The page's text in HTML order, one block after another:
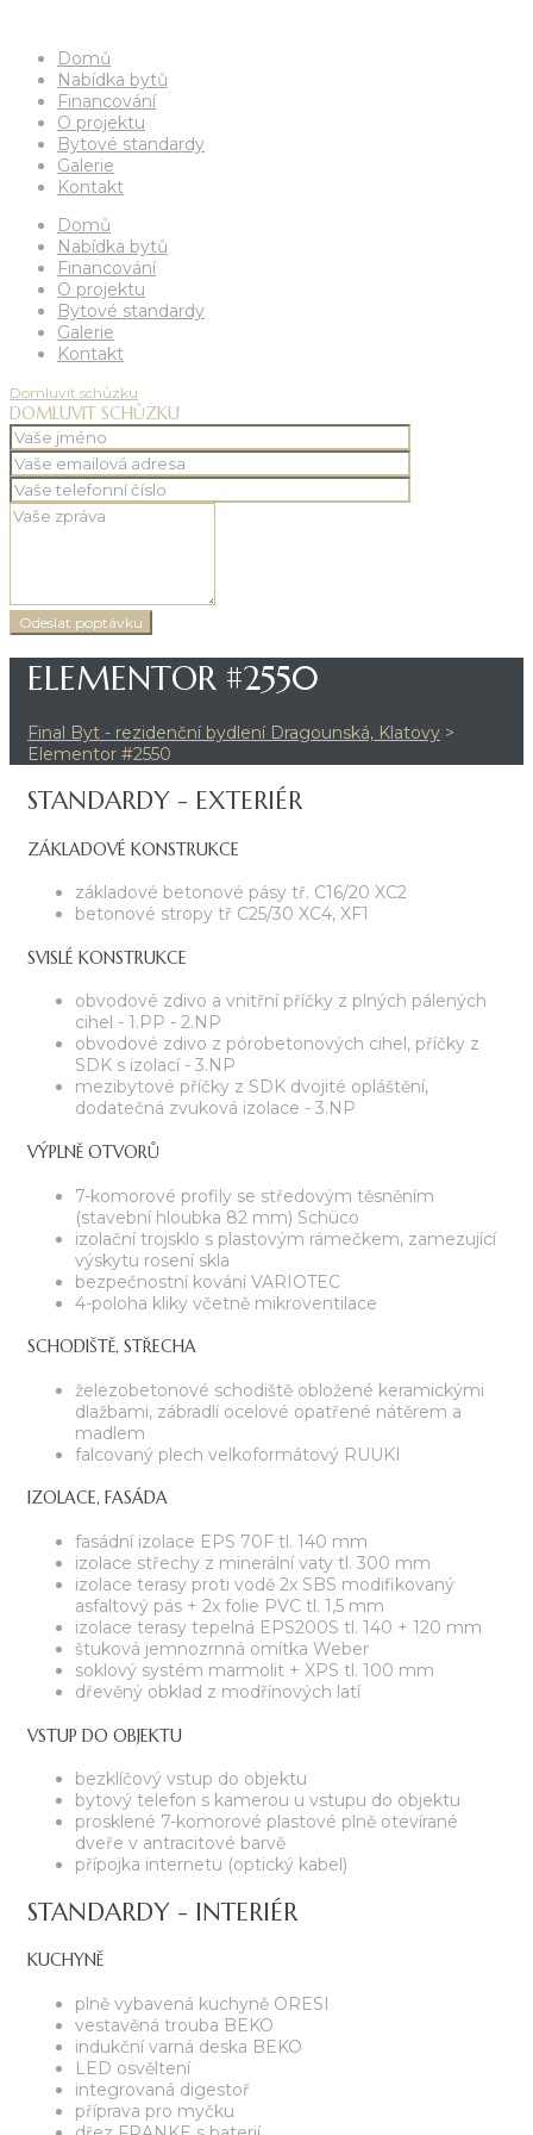
Domů
Nabídka bytů
Financování
O projektu
Bytové standardy
Galerie
Kontakt
Domů
Nabídka bytů
Financování
O projektu
Bytové standardy
Galerie
Kontakt
Domluvit schůzku
DOMLUVIT SCHŮZKU
ELEMENTOR #2550
Final Byt - rezidenční bydlení Dragounská, Klatovy >
Elementor #2550
STANDARDY - EXTERIÉR
ZÁKLADOVÉ KONSTRUKCE
základové betonové pásy tř. C16/20 XC2
betonové stropy tř C25/30 XC4, XF1
SVISLÉ KONSTRUKCE
obvodové zdivo a vnitřní příčky z plných pálených
cihel - 1.PP - 2.NP
obvodové zdivo z pórobetonových cihel, příčky z
SDK s izolací - 3.NP
mezibytové příčky z SDK dvojité opláštění,
dodatečná zvuková izolace - 3.NP
VÝPLNĚ OTVORŮ
7-komorové profily se středovým těsněním
(stavební hloubka 82 mm) Schüco
izolační trojsklo s plastovým rámečkem, zamezující
výskytu rosení skla
bezpečnostní kování VARIOTEC
4-poloha kliky včetně mikroventilace
SCHODIŠTĚ, STŘECHA
železobetonové schodiště obložené keramickými
dlažbami, zábradlí ocelové opatřené nátěrem a
madlem
falcovaný plech velkoformátový RUUKI
IZOLACE, FASÁDA
fasádní izolace EPS 70F tl. 140 mm
izolace střechy z minerální vaty tl. 300 mm
izolace terasy proti vodě 2x SBS modifikovaný
asfaltový pás + 2x folie PVC tl. 1,5 mm
izolace terasy tepelná EPS200S tl. 140 + 120 mm
štuková jemnozrnná omítka Weber
soklový systém marmolit + XPS tl. 100 mm
dřevěný obklad z modřínových latí
VSTUP DO OBJEKTU
bezklíčový vstup do objektu
bytový telefon s kamerou u vstupu do objektu
prosklené 7-komorové plastové plně otevírané
dveře v antracitové barvě
přípojka internetu (optický kabel)
STANDARDY - INTERIÉR
KUCHYNĚ
plně vybavená kuchyně ORESI
vestavěná trouba BEKO
indukční varná deska BEKO
LED osvěltení
integrovaná digestoř
příprava pro myčku